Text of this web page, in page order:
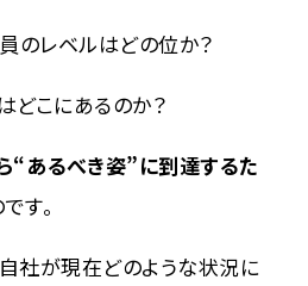
のレベルはどの位か？
こにあるのか？
“あるべき姿”に到達するた
す。
社が現在どのような状況に